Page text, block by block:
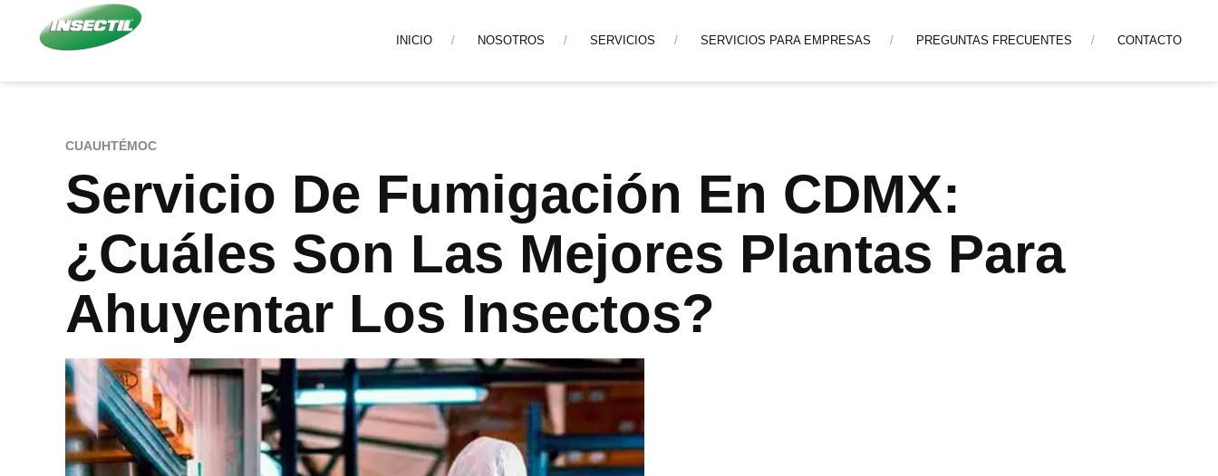
INICIO NOSOTROS SERVICIOS SERVICIOS PARA EMPRESAS PREGUNTAS FRECUENTES CONTACTO
CUAUHTÉMOC
Servicio De Fumigación En CDMX:
¿Cuáles Son Las Mejores Plantas Para
Ahuyentar Los Insectos?